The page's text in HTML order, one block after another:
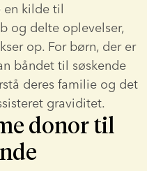
en kilde til
og delte oplevelser,
op. For børn, der er
båndet til søskende
deres familie og det
graviditet.
donor til